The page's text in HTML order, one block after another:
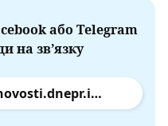
або Telegram
на зв’язку
facebook.com/novosti.dnepr.info